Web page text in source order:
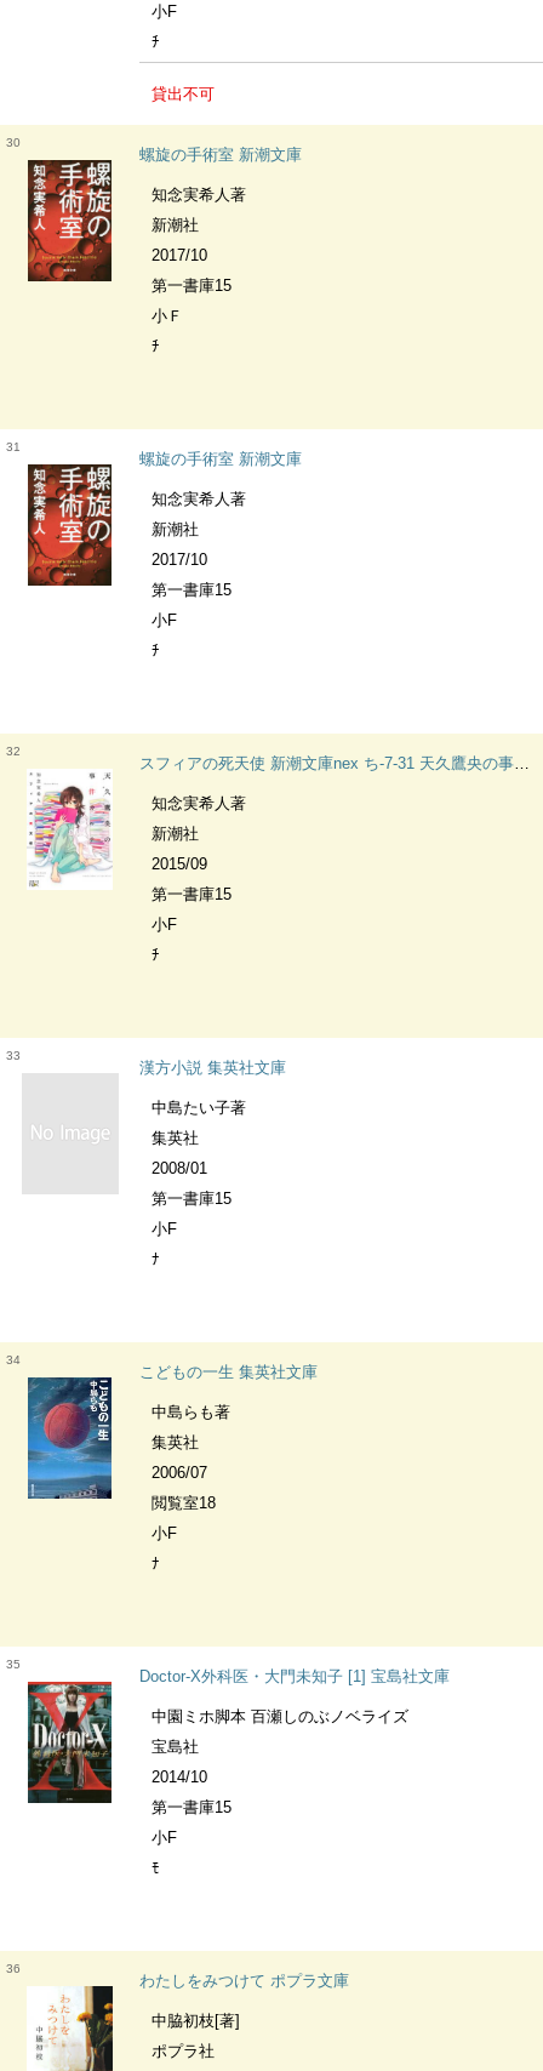
小F
ﾁ
貸出不可
30
螺旋の手術室 新潮文庫
知念実希人著
新潮社
2017/10
第一書庫15
小Ｆ
ﾁ
31
螺旋の手術室 新潮文庫
知念実希人著
新潮社
2017/10
第一書庫15
小F
ﾁ
32
スフィアの死天使 新潮文庫nex ち-7-31 天久鷹央の事件カルテ [1]
知念実希人著
新潮社
2015/09
第一書庫15
小F
ﾁ
33
漢方小説 集英社文庫
中島たい子著
集英社
2008/01
第一書庫15
小F
ﾅ
34
こどもの一生 集英社文庫
中島らも著
集英社
2006/07
閲覧室18
小F
ﾅ
35
Doctor‐X外科医・大門未知子 [1] 宝島社文庫
中園ミホ脚本 百瀬しのぶノベライズ
宝島社
2014/10
第一書庫15
小F
ﾓ
36
わたしをみつけて ポプラ文庫
中脇初枝[著]
ポプラ社